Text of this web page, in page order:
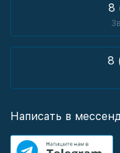
8
8
Написать в